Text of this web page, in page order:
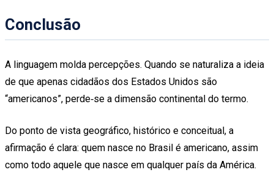
Conclusão
A linguagem molda percepções. Quando se naturaliza a ideia
de que apenas cidadãos dos Estados Unidos são
“americanos”, perde‑se a dimensão continental do termo.
Do ponto de vista geográfico, histórico e conceitual, a
afirmação é clara: quem nasce no Brasil é americano, assim
como todo aquele que nasce em qualquer país da América.